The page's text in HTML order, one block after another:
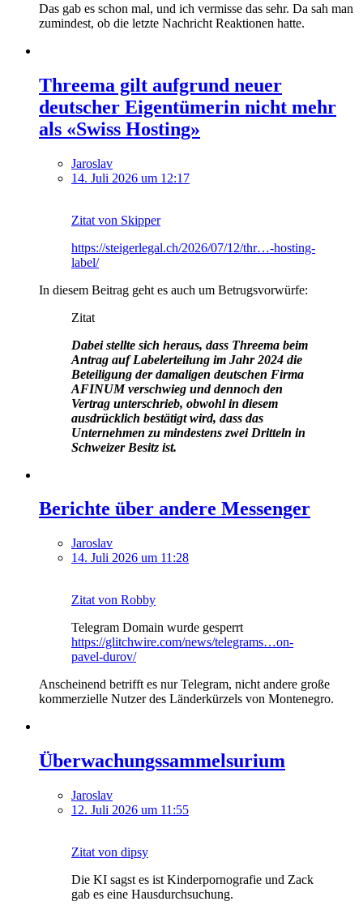
Das gab es schon mal, und ich vermisse das sehr. Da sah man
zumindest, ob die letzte Nachricht Reaktionen hatte.
Threema gilt aufgrund neuer
deutscher Eigentümerin nicht mehr
als «Swiss Hosting»
Jaroslav
14. Juli 2026 um 12:17
Zitat von Skipper
https://steigerlegal.ch/2026/07/12/thr…-hosting-
label/
In diesem Beitrag geht es auch um Betrugsvorwürfe:
Zitat
Dabei stellte sich heraus, dass Threema beim
Antrag auf Labelerteilung im Jahr 2024 die
Beteiligung der damaligen deutschen Firma
AFINUM verschwieg und dennoch den
Vertrag unterschrieb, obwohl in diesem
ausdrücklich bestätigt wird, dass das
Unternehmen zu mindestens zwei Dritteln in
Schweizer Besitz ist.
Berichte über andere Messenger
Jaroslav
14. Juli 2026 um 11:28
Zitat von Robby
Telegram Domain wurde gesperrt
https://glitchwire.com/news/telegrams…on-
pavel-durov/
Anscheinend betrifft es nur Telegram, nicht andere große
kommerzielle Nutzer des Länderkürzels von Montenegro.
Überwachungssammelsurium
Jaroslav
12. Juli 2026 um 11:55
Zitat von dipsy
Die KI sagst es ist Kinderpornografie und Zack
gab es eine Hausdurchsuchung.